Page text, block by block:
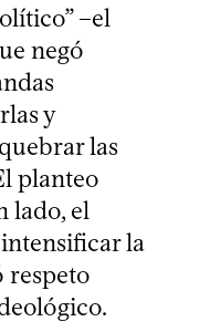
–el
negó
y
las
planteo
lado, el
la
respeto